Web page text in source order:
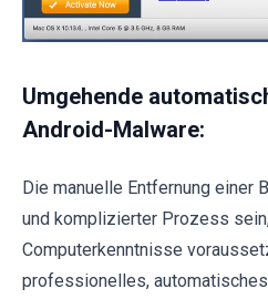
Umgehende
Android-Malware:
Die manuelle Entfernung einer
und komplizierter Prozess
Computerkenntnisse
professionelles,